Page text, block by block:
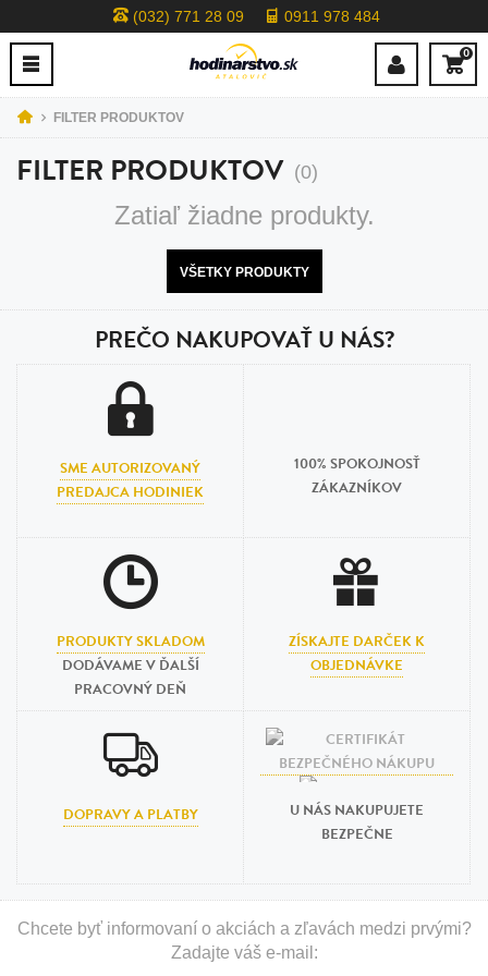
(032) 771 28 09 0911 978 484
0
FILTER PRODUKTOV
FILTER PRODUKTOV (0)
Zatiaľ žiadne produkty.
VŠETKY PRODUKTY
PREČO NAKUPOVAŤ U NÁS?
SME AUTORIZOVANÝ
PREDAJCA HODINIEK
100% SPOKOJNOSŤ
ZÁKAZNÍKOV
PRODUKTY SKLADOM
DODÁVAME V ĎALŠÍ
PRACOVNÝ DEŇ
ZÍSKAJTE DARČEK K
OBJEDNÁVKE
DOPRAVY A PLATBY
U NÁS NAKUPUJETE
BEZPEČNE
Chcete byť informovaní o akciách a zľavách medzi prvými?
Zadajte váš e-mail: